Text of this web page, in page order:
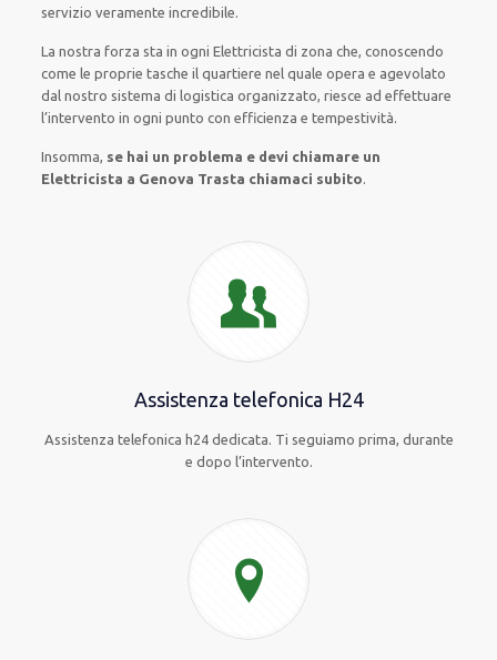
servizioveramente incredibile.
La nostra forza sta in ogni Elettricista di zona che, conoscendo
come le proprie tasche il quartiere nel quale opera e agevolato
dal nostro sistema di logistica organizzato, riesce ad effettuare
l’intervento in ogni punto con efficienza e tempestività.
Insomma, se hai un problema e devi chiamare un
Elettricista a Genova Trasta chiamaci subito.
Assistenza telefonica H24
Assistenza telefonica h24 dedicata. Ti seguiamo prima, durante
e dopo l’intervento.